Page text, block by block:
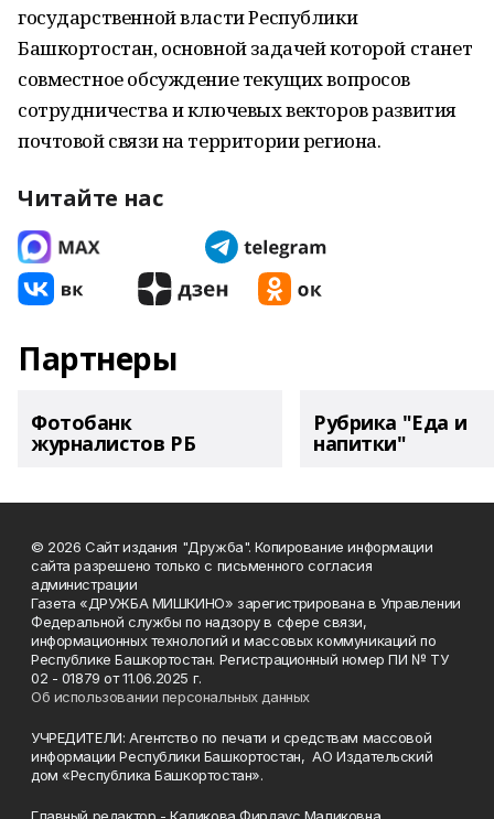
государственной власти Республики
Башкортостан, основной задачей которой станет
совместное обсуждение текущих вопросов
сотрудничества и ключевых векторов развития
почтовой связи на территории региона.
Читайте нас
Партнеры
Фотобанк
журналистов РБ
Рубрика "Еда и
напитки"
© 2026 Сайт издания "Дружба". Копирование информации
сайта разрешено только с письменного согласия
администрации
Газета «ДРУЖБА МИШКИНО» зарегистрирована в Управлении
Федеральной службы по надзору в сфере связи,
информационных технологий и массовых коммуникаций по
Республике Башкортостан. Регистрационный номер ПИ № ТУ
02 - 01879 от 11.06.2025 г.
Об использовании персональных данных
УЧРЕДИТЕЛИ: Агентство по печати и средствам массовой
информации Республики Башкортостан, АО Издательский
дом «Республика Башкортостан».